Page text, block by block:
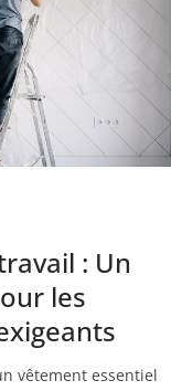
: Un
les
vêtement essentiel